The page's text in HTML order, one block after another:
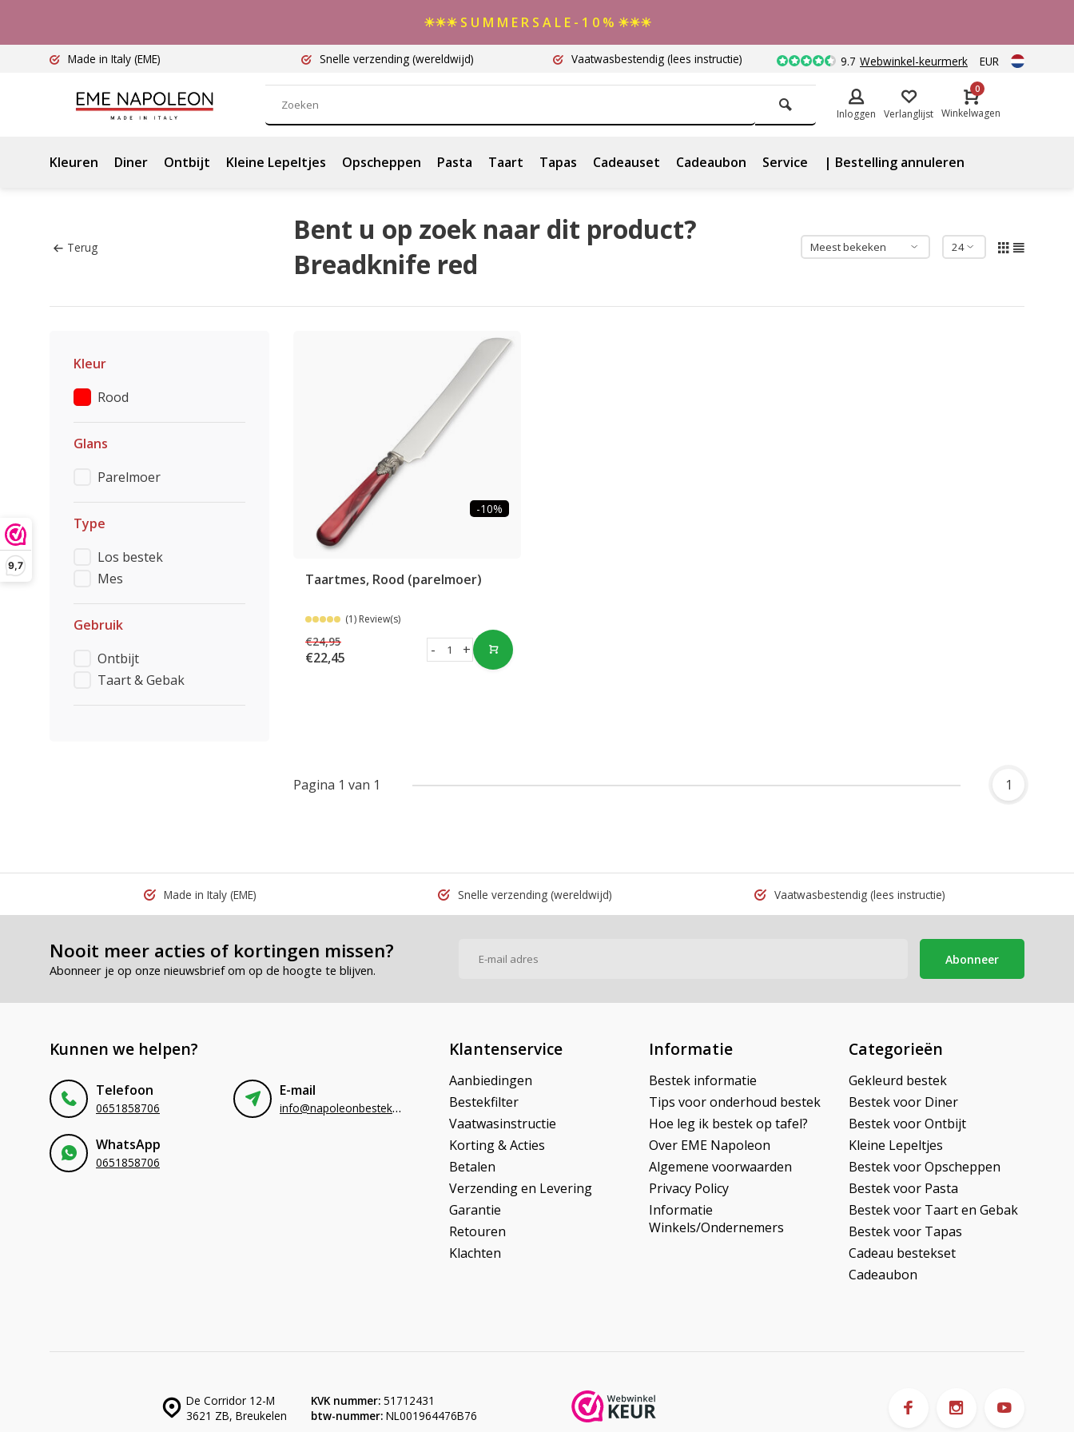
9,7
☀☀☀ S U M M E R S A L E - 1 0 % ☀☀☀
Made in Italy (EME) Snelle verzending (wereldwijd) Vaatwasbestendig (lees instructie) 9.7 Webwinkel-keurmerk EUR
Inloggen Verlanglijst
0
Winkelwagen
Kleuren Diner Ontbijt Kleine Lepeltjes Opscheppen Pasta Taart Tapas Cadeauset Cadeaubon Service | Bestelling annuleren
Terug
Bent u op zoek naar dit product?
Breadknife red
Kleur
Rood
Glans
Parelmoer
Type
Los bestek
Mes
Gebruik
Ontbijt
Taart & Gebak
-10%
Taartmes, Rood (parelmoer)
(1) Review(s)
€24,95
€22,45 +
-
Pagina 1 van 1 1
Made in Italy (EME) Snelle verzending (wereldwijd) Vaatwasbestendig(lees instructie)
Nooit meer acties of kortingen missen?
Abonneer je op onze nieuwsbrief om op de hoogte te blijven.
Abonneer
Kunnen we helpen?
Telefoon
0651858706
E-mail
info@napoleonbestek.nl
WhatsApp
0651858706
Klantenservice
Aanbiedingen
Bestekfilter
Vaatwasinstructie
Korting & Acties
Betalen
Verzending en Levering
Garantie
Retouren
Klachten
Informatie
Bestek informatie
Tips voor onderhoud bestek
Hoe leg ik bestek op tafel?
Over EME Napoleon
Algemene voorwaarden
Privacy Policy
Informatie
Winkels/Ondernemers
Categorieën
Gekleurd bestek
Bestek voor Diner
Bestek voor Ontbijt
Kleine Lepeltjes
Bestek voor Opscheppen
Bestek voor Pasta
Bestek voor Taart en Gebak
Bestek voor Tapas
Cadeau bestekset
Cadeaubon
De Corridor 12-M
3621 ZB, Breukelen
KVK nummer: 51712431
btw-nummer: NL001964476B76